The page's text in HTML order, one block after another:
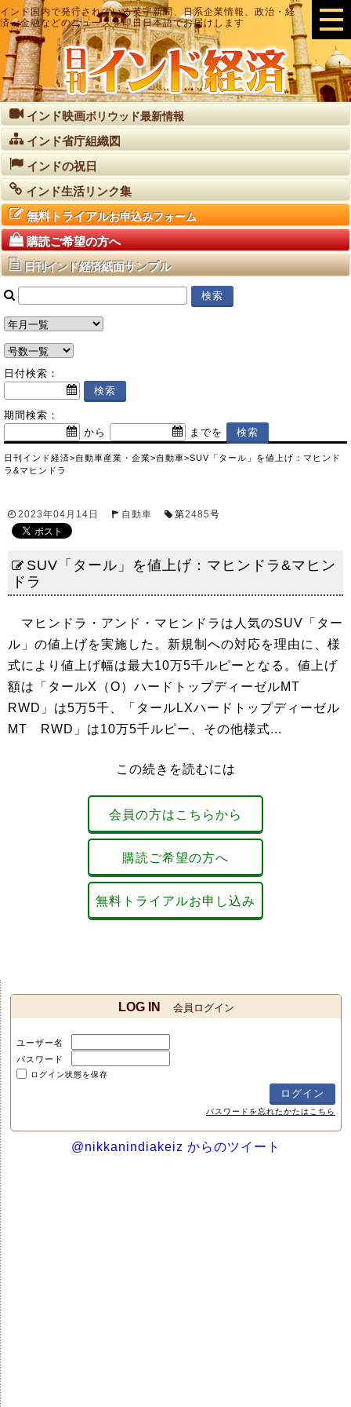
インド国内で発行されている英字新聞、日系企業情報、政治・経
済・金融などのニュースを即日日本語でお届けします
インド映画ボリウッド最新情報
インド省庁組織図
インドの祝日
インド生活リンク集
無料トライアルお申込みフォーム
購読ご希望の方へ
日刊インド経済紙面サンプル
日付検索：
期間検索：
から
までを
日刊インド経済>自動車産業・企業>自動車>SUV「タール」を値上げ：マヒンド
ラ&マヒンドラ
2023年04月14日 自動車 第2485号
SUV「タール」を値上げ：マヒンドラ&マヒン
ドラ
マヒンドラ・アンド・マヒンドラは人気のSUV「ター
ル」の値上げを実施した。新規制への対応を理由に、様
式により値上げ幅は最大10万5千ルピーとなる。値上げ
額は「タールX（O）ハードトップディーゼルMT
RWD」は5万5千、「タールLXハードトップディーゼル
MT RWD」は10万5千ルピー、その他様式...
この続きを読むには
会員の方はこちらから
購読ご希望の方へ
無料トライアルお申し込み
LOG IN 会員ログイン
ユーザー名
パスワード
ログイン状態を保存
パスワードを忘れたかたはこちら
@nikkanindiakeiz からのツイート